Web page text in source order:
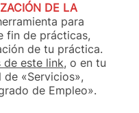
DE LA
para
fin de prácticas,
de tu práctica.
de este link, o en tu
de «Servicios»,
de Empleo».